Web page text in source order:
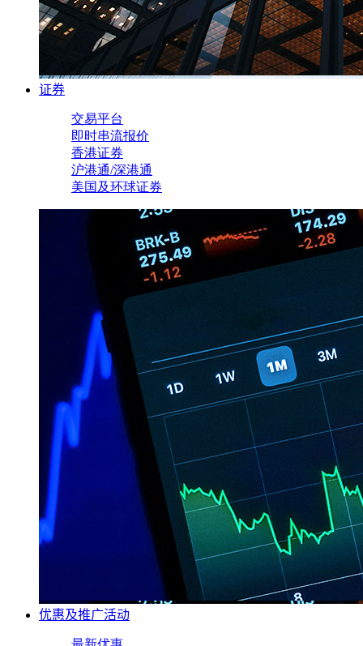
证券
交易平台
即时串流报价
香港证券
沪港通/深港通
美国及环球证券
优惠及推广活动